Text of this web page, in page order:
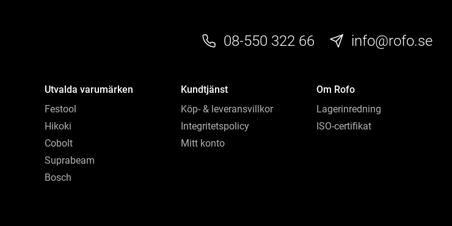
08-550 322 66 info@rofo.se
Utvalda varumärken
Festool
Hikoki
Cobolt
Suprabeam
Bosch
Kundtjänst
Köp- & leveransvillkor
Integritetspolicy
Mitt konto
Om Rofo
Lagerinredning
ISO-certifikat